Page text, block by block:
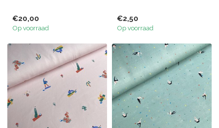
€20,00
Op voorraad
€2,50
Op voorraad